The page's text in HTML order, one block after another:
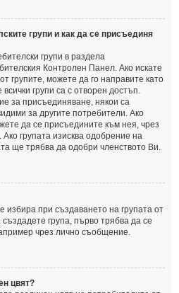
групи и как да се присъединя
групи в раздела
Контролен Панел. Ако искате
групите, можете да го направите като
групи са с отворен достъп.
за присъединяване, някои са
за другите потребители. Ако
да се присъедините към нея, чрез
групата изисква одобрение на
ще трябва да одобри членството Ви.
избира при създаването на групата от
група, първо трябва да се
чрез лично съобщение.
цвят?